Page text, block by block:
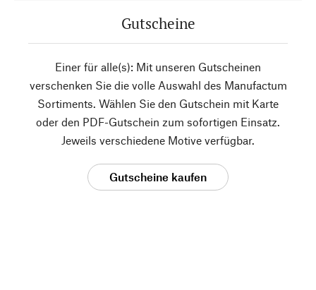
Gutscheine
Einer für alle(s): Mit unseren Gutscheinen
verschenken Sie die volle Auswahl des Manufactum
Sortiments. Wählen Sie den Gutschein mit Karte
oder den PDF-Gutschein zum sofortigen Einsatz.
Jeweils verschiedene Motive verfügbar.
Gutscheine kaufen